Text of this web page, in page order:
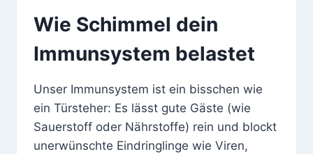
Wie Schimmel dein
Immunsystem belastet
Unser Immunsystem ist ein bisschen wie
ein Türsteher: Es lässt gute Gäste (wie
Sauerstoff oder Nährstoffe) rein und blockt
unerwünschte Eindringlinge wie Viren,